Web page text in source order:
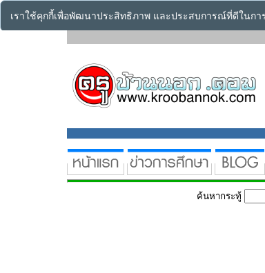
เราใช้คุกกี้เพื่อพัฒนาประสิทธิภาพ และประสบการณ์ที่ดีในก
ค้นหากระทู้